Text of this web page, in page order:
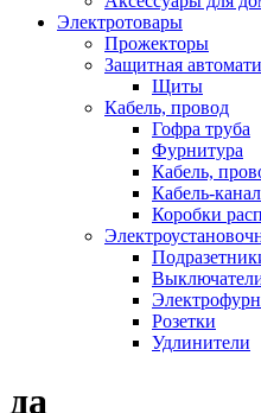
Электротовары
Прожекторы
Защитная
Щиты
Кабель, провод
Гофра труба
Фурнитура
Кабель,
Кабель-
Коробки
Розетки
Удлинители
да